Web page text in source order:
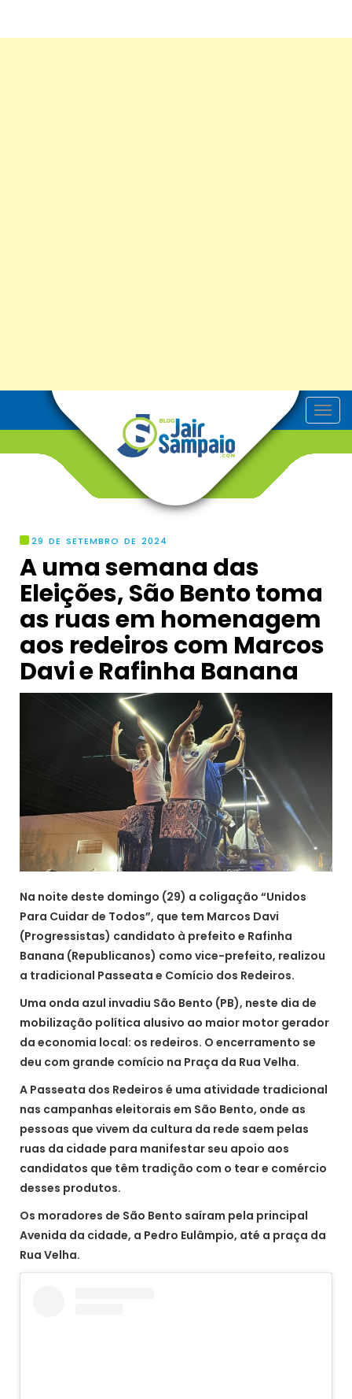
T
o
29 DE SETEMBRO DE 2024
A uma semana das
Eleições, São Bento toma
as ruas em homenagem
aos redeiros com Marcos
Davi e Rafinha Banana
Na noite deste domingo (29) a coligação “Unidos
Para Cuidar de Todos”, que tem Marcos Davi
(Progressistas) candidato à prefeito e Rafinha
Banana (Republicanos) como vice-prefeito, realizou
a tradicional Passeata e Comício dos Redeiros.
Uma onda azul invadiu São Bento (PB), neste dia de
mobilização política alusivo ao maior motor gerador
da economia local: os redeiros. O encerramento se
deu com grande comício na Praça da Rua Velha.
A Passeata dos Redeiros é uma atividade tradicional
nas campanhas eleitorais em São Bento, onde as
pessoas que vivem da cultura da rede saem pelas
ruas da cidade para manifestar seu apoio aos
candidatos que têm tradição com o tear e comércio
desses produtos.
Os moradores de São Bento saíram pela principal
Avenida da cidade, a Pedro Eulâmpio, até a praça da
Rua Velha.